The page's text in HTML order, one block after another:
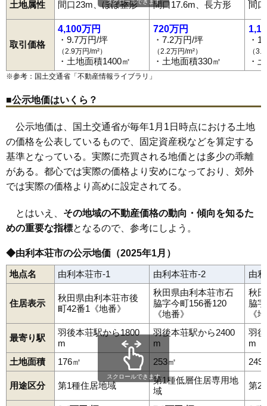
土地属性 間口23m、ほぼ整形 間口17.6m、長方形 間
取引価格
4,100万円
・9.7万円/坪
（2.9万円/m²）
・土地面積1400㎡
720万円
・7.2万円/坪
（2.2万円/m²）
・土地面積330㎡
・
（
・
スクロールできます
※参考：国土交通省「不動産情報ライブラリ 」
■公示地価はいくら？
公示地価は、国土交通省が毎年1月1日時点における土地
の価格を公表しているもので、固定資産税などを算定する
基準となっている。実際に売買される地価とは多少の乖離
がある。都心では実際の価格より安めになっており、郊外
では実際の価格より高めに設定されてる。
とはいえ、 その地域の不動産価格の動向・傾向を知るた
めの重要な指標となるので、参考にしよう。
◆由利本荘市の公示地価（2025年1月）
地点名 由利本荘市-1 由利本荘市-2 由
住居表示
秋田県由利本荘市後
町42番1《地番》
秋田県由利本荘市石
脇字今町156番120
《地番》
秋
脇
《
最寄り駅
羽後本荘駅から1800
m
羽後本荘駅から2400
m
羽
m
土地面積
176㎡ 253㎡ 249
用途区分 第1種住居地域
第1種低層住居専用地
域
第2
スクロールできます
神沢砂子下館鳥海町上笹子鳥海町百宅土谷鶴沼出戸町
西目町出戸 西目町西目 二番堰八幡下
東鮎川東梵天東由利老方 東由利舘合古雪町
前郷松街道 松ケ崎万願寺 矢島町城内矢島町立石
矢島町七日町矢島町元町 矢島町矢島町本荘
西目駅 羽後本荘駅羽後岩谷駅羽後亀田駅岩城みなと駅
道川駅薬師堂駅子吉駅鮎川駅前郷駅矢島駅